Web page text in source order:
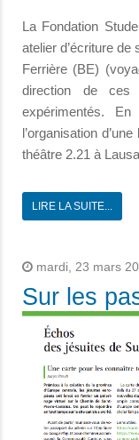
La Fondation
atelier d’écriture de
Ferrière (BE)
direction de ces
expérimentés.
l’organisation
théâtre 2.21 à
LIRE LA SUITE...
mardi, 23 mars
Sur les